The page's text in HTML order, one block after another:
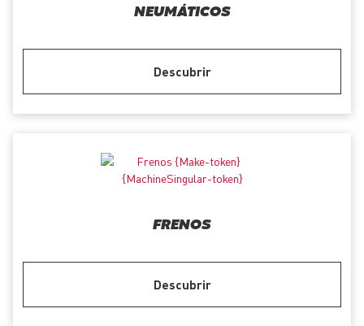
NEUMÁTICOS
Descubrir
FRENOS
Descubrir